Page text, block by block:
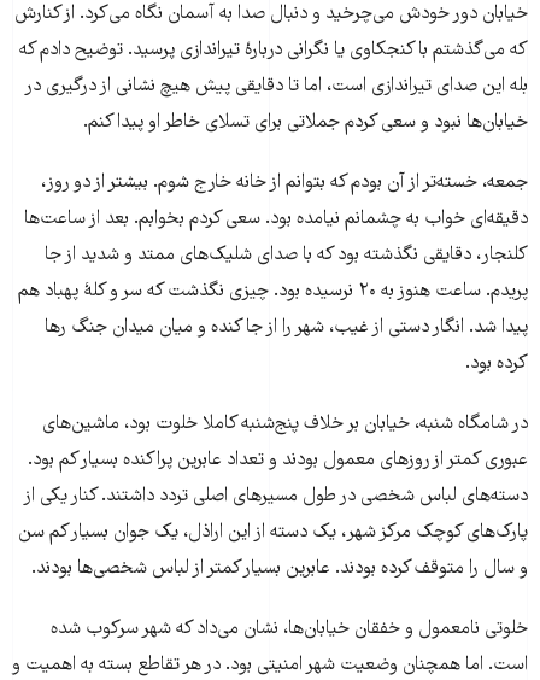
خیابان دور خودش می‌چرخید و دنبال صدا به آسمان نگاه می‌کرد. از کنارش
که می‌گذشتم با کنجکاوی یا نگرانی دربارۀ تیراندازی پرسید. توضیح دادم که
بله این صدای تیراندازی است، اما تا دقایقی پیش هیچ نشانی از درگیری در
خیابان‌ها نبود و سعی کردم جملاتی برای تسلای خاطر او پیدا کنم.
جمعه، خسته‌تر از آن بودم که بتوانم از خانه خارج شوم. بیشتر از دو روز،
دقیقه‌ای خواب به چشمانم نیامده بود. سعی کردم بخوابم. بعد از ساعت‌ها
کلنجار، دقایقی نگذشته بود که با صدای شلیک‌های ممتد و شدید از جا
پریدم. ساعت هنوز به ۲۰ نرسیده بود. چیزی نگذشت که سر و کلۀ پهباد هم
پیدا شد. انگار دستی از غیب، شهر را از جا کنده و میان میدان جنگ رها
کرده بود.
در شامگاه شنبه، خیابان بر خلاف پنج‌شنبه کاملا خلوت بود، ماشین‌های
عبوری کمتر از روزهای معمول بودند و تعداد عابرین پراکنده بسیار کم بود.
دسته‌های لباس شخصی در طول مسیرهای اصلی تردد داشتند. کنار یکی از
پارک‌های کوچک مرکز شهر، یک دسته از این اراذل، یک جوان بسیار کم سن
و سال را متوقف کرده بودند. عابرین بسیار کمتر از لباس شخصی‌ها بودند.
خلوتی نامعمول و خفقان خیابان‌ها، نشان می‌داد که شهر سرکوب شده
است. اما همچنان وضعیت شهر امنیتی بود. در هر تقاطع بسته به اهمیت و